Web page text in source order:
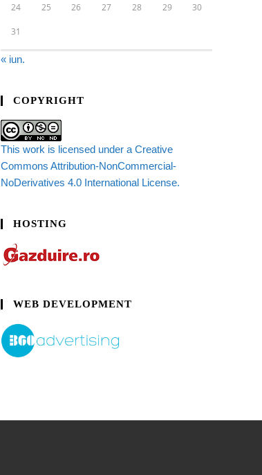
24 25 26 27 28 29 30
31
« iun.
COPYRIGHT
This work is licensed under a Creative
Commons Attribution-NonCommercial-
NoDerivatives 4.0 International License.
HOSTING
WEB DEVELOPMENT